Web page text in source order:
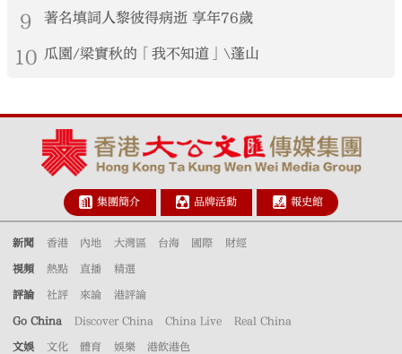
9 著名填詞人黎彼得病逝 享年76歲
10 瓜園/梁實秋的「我不知道」\蓬山
集團簡介 品牌活動 報史館
新聞 香港 內地 大灣區 台海 國際 財經
視頻 熱點 直播 精選
評論 社評 來論 港評論
Go China Discover China China Live Real China
文娛 文化 體育 娛樂 港飲港色